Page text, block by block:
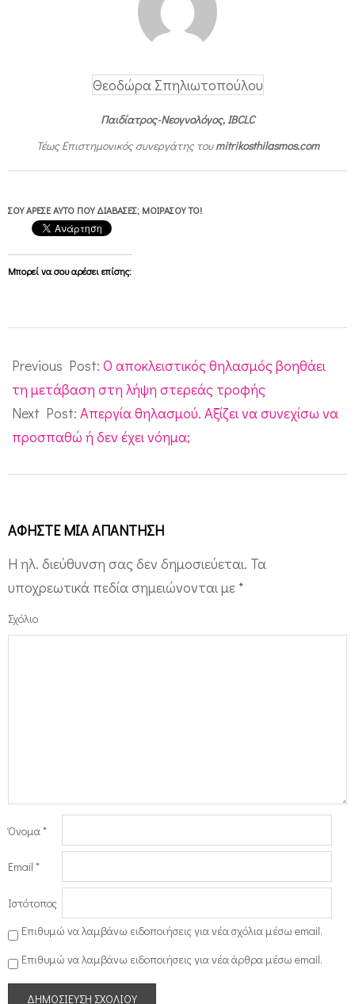
Θεοδώρα Σπηλιωτοπούλου
Παιδίατρος-Νεογνολόγος, IBCLC
Τέως Επιστημονικός συνεργάτης τουmitrikosthilasmos.com
ΣΟΥ ΆΡΕΣΕ ΑΥΤΌ ΠΟΥ ΔΙΆΒΑΣΕΣ; ΜΟΙΡΆΣΟΥ ΤΟ!
Μπορεί να σου αρέσει επίσης:
01-
11
Previous Post: Ο αποκλειστικός θηλασμός βοηθάει
τη μετάβαση στη λήψη στερεάς τροφής
Next Post: Απεργία θηλασμού. Αξίζει να συνεχίσω να
προσπαθώ ή δεν έχει νόημα;
ΑΦΉΣΤΕ ΜΙΑ ΑΠΆΝΤΗΣΗ
Η ηλ. διεύθυνση σας δεν δημοσιεύεται. Τα
υποχρεωτικά πεδία σημειώνονται με *
Σχόλιο
Όνομα *
Email *
Ιστότοπος
Επιθυμώ να λαμβάνω ειδοποιήσεις για νέα σχόλια μέσω email.
Επιθυμώ να λαμβάνω ειδοποιήσεις για νέα άρθρα μέσω email.